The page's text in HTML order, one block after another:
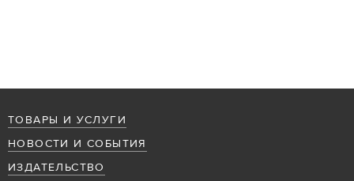
ТОВАРЫ И УСЛУГИ
НОВОСТИ И СОБЫТИЯ
ИЗДАТЕЛЬСТВО